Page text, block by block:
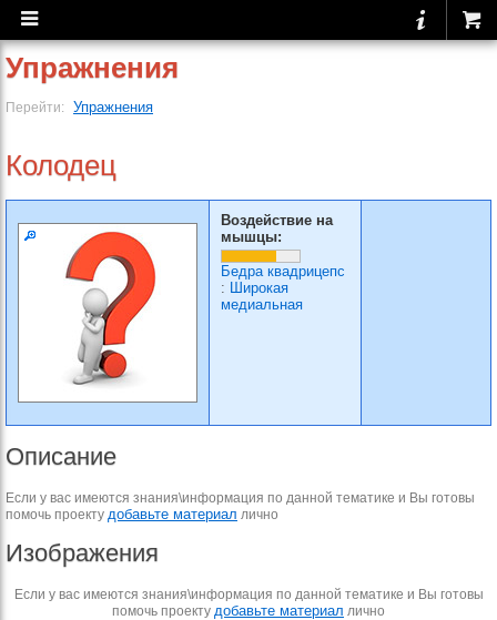
Упражнения
Перейти: Упражнения
Колодец
Воздействие на
мышцы:
Бедра квадрицепс
: Широкая
медиальная
Описание
Если у вас имеются знания\информация по данной тематике и Вы готовы
помочь проекту добавьте материал лично
Изображения
Если у вас имеются знания\информация по данной тематике и Вы готовы
помочь проекту добавьте материал лично